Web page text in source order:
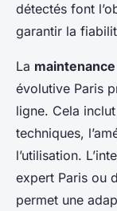
détectés font
garantir la
La
évolutive Paris
ligne. Cela
techniques,
l’utilisation.
expert Paris ou
permet une